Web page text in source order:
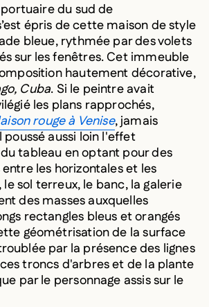
du sud de
épris de cette maison de style
bleue, rythmée par des volets
sur les fenêtres. Cet immeuble
hautement décorative,
Cuba. Si le peintre avait
les plans rapprochés,
rouge à Venise, jamais
aussi loin l'effet
tableau en optant pour des
les horizontales et les
sol terreux, le banc, la galerie
des masses auxquelles
rectangles bleus et orangés
géométrisation de la surface
par la présence des lignes
troncs d'arbres et de la plante
par le personnage assis sur le